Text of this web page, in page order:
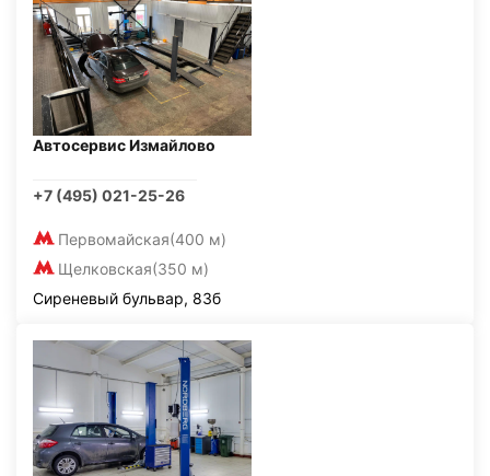
Автосервис Измайлово
+7 (495) 021-25-26
Первомайская(400 м)
Щелковская(350 м)
Сиреневый бульвар, 83б